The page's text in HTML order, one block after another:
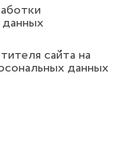
сайта на
данных